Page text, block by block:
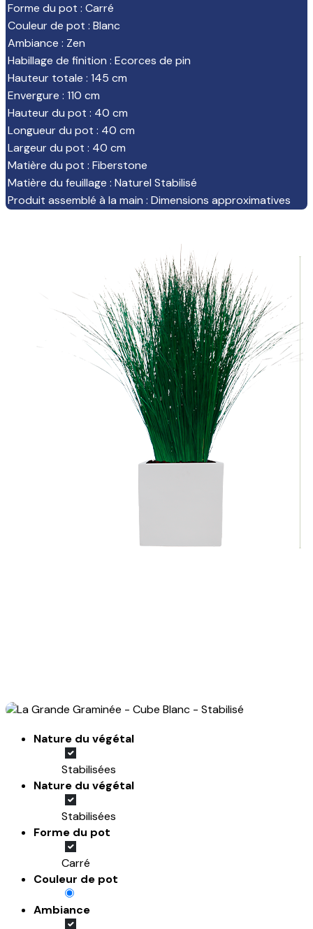
Forme du pot : Carré
Couleur de pot : Blanc
Ambiance : Zen
Habillage de finition : Ecorces de pin
Hauteur totale : 145 cm
Envergure : 110 cm
Hauteur du pot : 40 cm
Longueur du pot : 40 cm
Largeur du pot : 40 cm
Matière du pot : Fiberstone
Matière du feuillage : Naturel Stabilisé
Produit assemblé à la main : Dimensions approximatives
Nature du végétal
Stabilisées
Nature du végétal
Stabilisées
Forme du pot
Carré
Couleur de pot
Ambiance